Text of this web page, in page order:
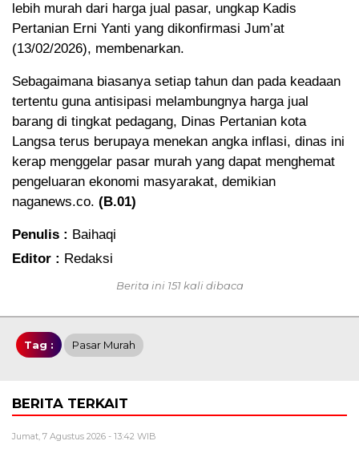
lebih murah dari harga jual pasar, ungkap Kadis
Pertanian Erni Yanti yang dikonfirmasi Jum’at
(13/02/2026), membenarkan.
Sebagaimana biasanya setiap tahun dan pada keadaan
tertentu guna antisipasi melambungnya harga jual
barang di tingkat pedagang, Dinas Pertanian kota
Langsa terus berupaya menekan angka inflasi, dinas ini
kerap menggelar pasar murah yang dapat menghemat
pengeluaran ekonomi masyarakat, demikian
naganews.co. (B.01)
Penulis : Baihaqi
Editor : Redaksi
Berita ini 151 kali dibaca
Tag : Pasar Murah
BERITA TERKAIT
Jumat, 7 Agustus 2026 - 13:42 WIB